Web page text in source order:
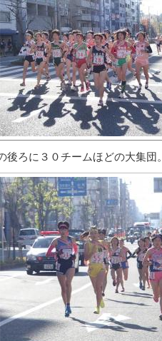
後ろに３０チームほどの大集団